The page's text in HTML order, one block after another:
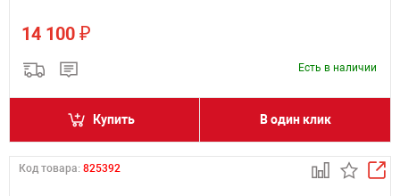
14 100 ₽
Есть в наличии
Купить В один клик
Код товара: 825392